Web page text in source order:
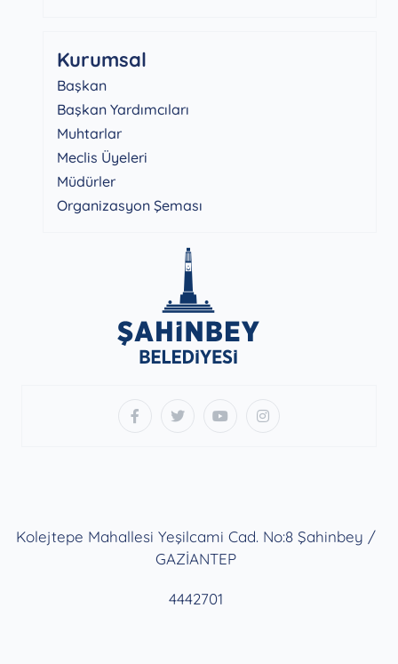
Kurumsal
Başkan
Başkan Yardımcıları
Muhtarlar
Meclis Üyeleri
Müdürler
Organizasyon Şeması
Kolejtepe Mahallesi Yeşilcami Cad. No:8 Şahinbey /
GAZİANTEP
4442701